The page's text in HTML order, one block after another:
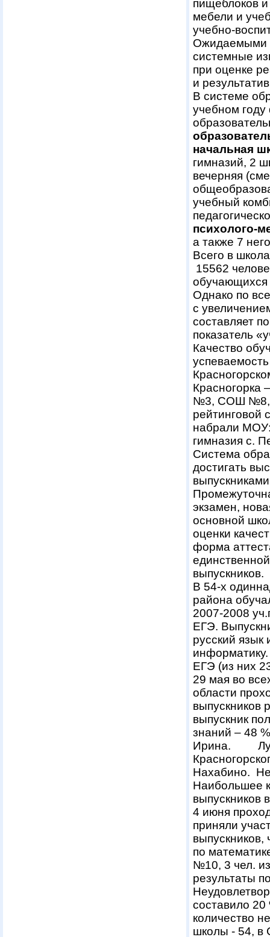
пищеблоков
мебели и
учебно-
Ожидаемыми
системные
при оценке
и
В системе
учебном
начальная
гимназий, 2
вечерняя
учебный
психолого-
а также 7
Всего в
15562
обучающихся
Однако по
с
составляет
показатель
Качество
Красногорка
№3, СОШ №8,
рейтинговой
набрали
гимназия с.
Система
достигать
экзамен,
основной
оценки
форма
выпускников.
В 54-х
района
2007-2008
ЕГЭ.
русский
ЕГЭ (из них
29 мая во
области
выпускников
выпускник
знаний – 48
Ирина.
Нахабино.
Наибольшее
выпускников
4 июня
приняли
выпускников,
по
№10, 3 чел.
результаты
составило
количество
школы - 54,